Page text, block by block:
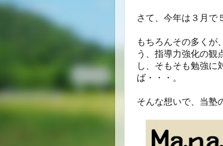
さて、今年は３月で
もちろんその多くが
う、指導力強化の観
し、そもそも勉強に
ば・・・。
そんな想いで、当塾